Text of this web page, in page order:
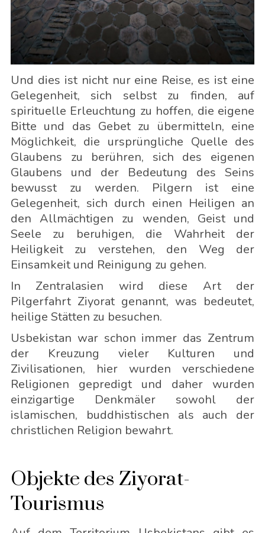
Und dies ist nicht nur eine Reise, es ist eine
Gelegenheit, sich selbst zu finden, auf
spirituelle Erleuchtung zu hoffen, die eigene
Bitte und das Gebet zu übermitteln, eine
Möglichkeit, die ursprüngliche Quelle des
Glaubens zu berühren, sich des eigenen
Glaubens und der Bedeutung des Seins
bewusst zu werden. Pilgern ist eine
Gelegenheit, sich durch einen Heiligen an
den Allmächtigen zu wenden, Geist und
Seele zu beruhigen, die Wahrheit der
Heiligkeit zu verstehen, den Weg der
Einsamkeit und Reinigung zu gehen.
In Zentralasien wird diese Art der
Pilgerfahrt Ziyorat genannt, was bedeutet,
heilige Stätten zu besuchen.
Usbekistan war schon immer das Zentrum
der Kreuzung vieler Kulturen und
Zivilisationen, hier wurden verschiedene
Religionen gepredigt und daher wurden
einzigartige Denkmäler sowohl der
islamischen, buddhistischen als auch der
christlichen Religion bewahrt.
Objekte des Ziyorat-
Tourismus